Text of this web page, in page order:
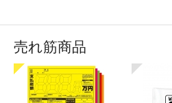
売れ筋商品